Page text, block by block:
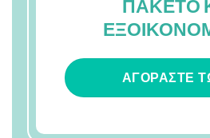
ΠΑΚΕΤΟ
ΑΓΟΡΆΣΤΕ